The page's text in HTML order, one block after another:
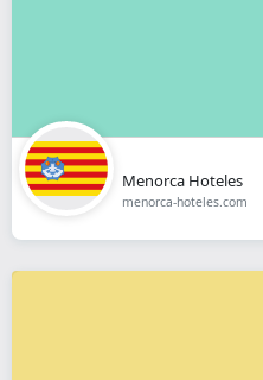
Menorca Hoteles
menorca-hoteles.com